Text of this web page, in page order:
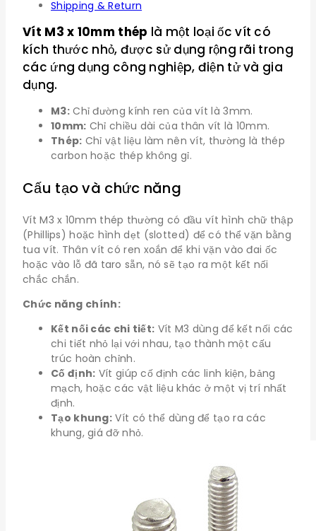
Shipping & Return
Vít M3 x 10mm thép là một loại ốc vít có
kích thước nhỏ, được sử dụng rộng rãi trong
các ứng dụng công nghiệp, điện tử và gia
dụng.
M3:Chỉ đường kính ren của vít là 3mm.
10mm: Chỉ chiều dài của thân vít là 10mm.
Thép: Chỉ vật liệu làm nên vít, thường là thép
carbon hoặc thép không gỉ.
Cấu tạo và chức năng
Vít M3 x 10mm thép thường có đầu vít hình chữ thập
(Phillips) hoặc hình dẹt (slotted) để có thể vặn bằng
tua vít. Thân vít có ren xoắn để khi vặn vào đai ốc
hoặc vào lỗ đã taro sẵn, nó sẽ tạo ra một kết nối
chắc chắn.
Chức năng chính:
Kết nối các chi tiết: Vít M3 dùng để kết nối các
chi tiết nhỏ lại với nhau, tạo thành một cấu
trúc hoàn chỉnh.
Cố định: Vít giúp cố định các linh kiện, bảng
mạch, hoặc các vật liệu khác ở một vị trí nhất
định.
Tạo khung: Vít có thể dùng để tạo ra các
khung, giá đỡ nhỏ.